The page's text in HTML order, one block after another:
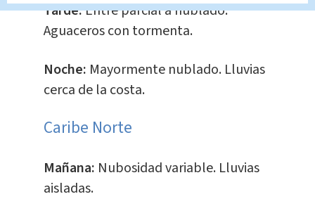
Tarde:Entre parcial a nublado.
Aguaceros con tormenta.
Noche: Mayormente nublado. Lluvias
cerca de la costa.
Caribe Norte
Mañana: Nubosidad variable. Lluvias
aisladas.